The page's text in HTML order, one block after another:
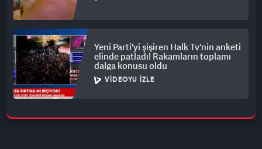
Yeni Parti'yi şişiren Halk Tv'nin anketi
elinde patladı! Rakamların toplamı
dalga konusu oldu
VIDEOYU İZLE